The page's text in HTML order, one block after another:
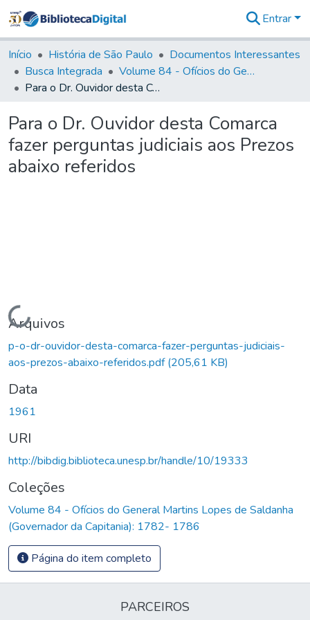
&
Coleções
Tudo na
Biblioteca
Estatísticas
Entrar
Início História de São Paulo
Documentos Interessantes
Busca Integrada
Volume 84 - Ofícios do General Martins Lopes de Saldanha (Governador da Capitania): 1782- 1786
Para o Dr. Ouvidor desta Comarca fazer perguntas judiciais aos Prezos abaixo referidos
Para o Dr. Ouvidor desta Comarca
fazer perguntas judiciais aos Prezos
abaixo referidos
Carregando...
Arquivos
p-o-dr-ouvidor-desta-comarca-fazer-perguntas-judiciais-
aos-prezos-abaixo-referidos.pdf(205,61 KB)
Data
1961
URI
http://bibdig.biblioteca.unesp.br/handle/10/19333
Coleções
Volume 84 - Ofícios do General Martins Lopes de Saldanha
(Governador da Capitania): 1782- 1786
Página do item completo
PARCEIROS